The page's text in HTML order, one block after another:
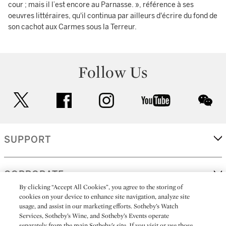
cour ; mais il l’est encore au Parnasse. », référence à ses
oeuvres littéraires, qu'il continua par ailleurs d'écrire du fond de
son cachot aux Carmes sous la Terreur.
Follow Us
facebook instagram youtube
SUPPORT
CORPORATE
MORE...
By clicking “Accept All Cookies”, you agree to the storing of
cookies on your device to enhance site navigation, analyze site
usage, and assist in our marketing efforts. Sotheby’s Watch
Services, Sotheby’s Wine, and Sotheby’s Events operate